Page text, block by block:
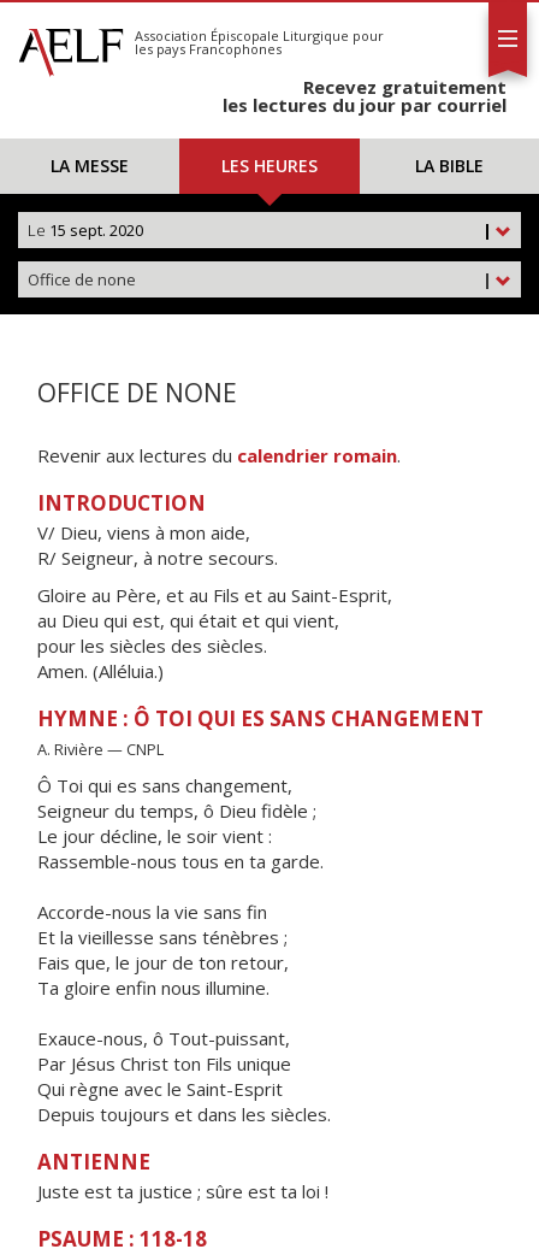
S'abonner
Calendrier
Association Épiscopale Liturgique pour
les pays Francophones
Recevez gratuitement
les lectures du jour par courriel
LA MESSE LES HEURES LA BIBLE
|
Le 15 sept. 2020
|
Office de none
OFFICE DE NONE
Revenir aux lectures du calendrier romain.
INTRODUCTION
V/ Dieu, viens à mon aide,
R/ Seigneur, à notre secours.
Gloire au Père, et au Fils et au Saint-Esprit,
au Dieu qui est, qui était et qui vient,
pour les siècles des siècles.
Amen. (Alléluia.)
HYMNE : Ô TOI QUI ES SANS CHANGEMENT
A. Rivière — CNPL
Ô Toi qui es sans changement,
Seigneur du temps, ô Dieu fidèle ;
Le jour décline, le soir vient :
Rassemble-nous tous en ta garde.
Accorde-nous la vie sans fin
Et la vieillesse sans ténèbres ;
Fais que, le jour de ton retour,
Ta gloire enfin nous illumine.
Exauce-nous, ô Tout-puissant,
Par Jésus Christ ton Fils unique
Qui règne avec le Saint-Esprit
Depuis toujours et dans les siècles.
ANTIENNE
Juste est ta justice ; sûre est ta loi !
PSAUME : 118-18